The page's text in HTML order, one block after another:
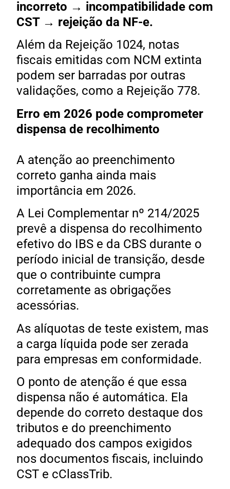
incorreto → incompatibilidade com
CST → rejeição da NF-e.
Além da Rejeição 1024, notas
fiscais emitidas com NCM extinta
podem ser barradas por outras
validações, como a Rejeição 778.
Erro em 2026 pode comprometer
dispensa de recolhimento
A atenção ao preenchimento
correto ganha ainda mais
importância em 2026.
A Lei Complementar nº 214/2025
prevê a dispensa do recolhimento
efetivo do IBS e da CBS durante o
período inicial de transição, desde
que o contribuinte cumpra
corretamente as obrigações
acessórias.
As alíquotas de teste existem, mas
a carga líquida pode ser zerada
para empresas em conformidade.
O ponto de atenção é que essa
dispensa não é automática. Ela
depende do correto destaque dos
tributos e do preenchimento
adequado dos campos exigidos
nos documentos fiscais, incluindo
CST e cClassTrib.